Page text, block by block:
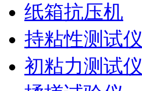
纸箱抗压机
持粘性测试仪
初粘力测试仪